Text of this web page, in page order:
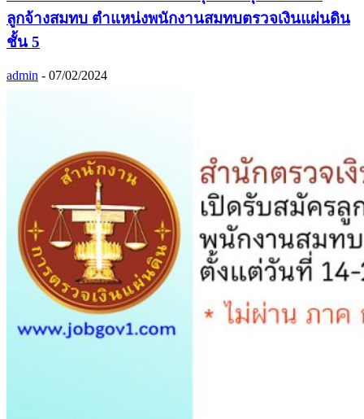
ลูกจ้างสมทบ ตำแหน่งพนักงานสมทบตรวจเงินแผ่นดิน
ชั้น 5
admin - 07/02/2024